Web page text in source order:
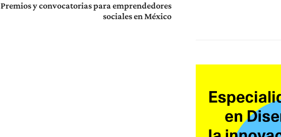
Premios y convocatorias para emprendedores
sociales en México